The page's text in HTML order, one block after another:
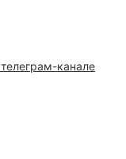
канале